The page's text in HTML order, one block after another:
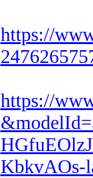
https://
https://
KbkvAOs-